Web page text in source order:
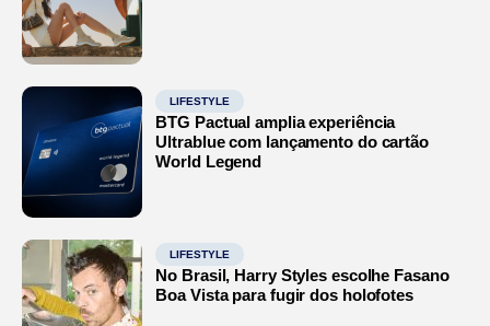
LIFESTYLE
BTG Pactual amplia experiência
Ultrablue com lançamento do cartão
World Legend
LIFESTYLE
No Brasil, Harry Styles escolhe Fasano
Boa Vista para fugir dos holofotes